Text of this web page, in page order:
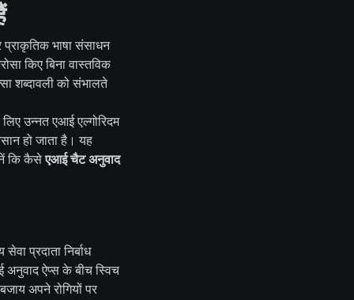
भाषा संसाधन
किए बिना वास्तविक
शब्दावली को संभालते
उन्नत एआई एल्गोरिदम
हो जाता है। यह
कि कैसेएआई चैट अनुवाद
प्रदाता निर्बाध
ऐप्स के बीच स्विच
अपने रोगियों पर